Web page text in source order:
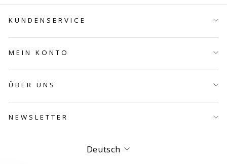
KUNDENSERVICE
MEIN KONTO
ÜBER UNS
NEWSLETTER
Sprache
Deutsch